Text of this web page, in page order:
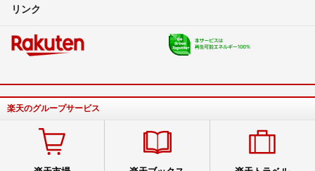
リンク
楽天のグループサービス